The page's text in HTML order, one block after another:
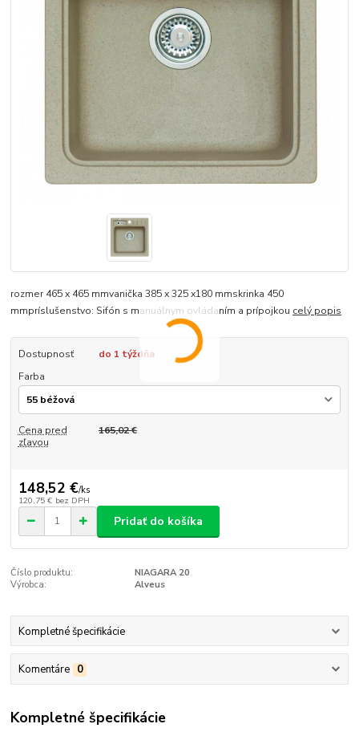
rozmer 465 x 465 mmvanička 385 x 325 x180 mmskrinka 450
mmpríslušenstvo: Sifón s manuálnym ovládaním a prípojkou celý popis
Dostupnosť
do 1 týždňa
Farba
Cena pred
zľavou
165,02 €
148,52 €/ks
120,75 € bez DPH
Pridať do košíka
Číslo produktu:
NIAGARA 20
Výrobca:
Alveus
Kompletné špecifikácie
Komentáre 0
Kompletné špecifikácie